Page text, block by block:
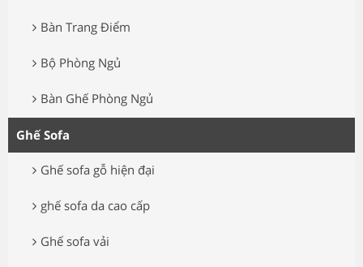
Bàn Trang Điểm
Bộ Phòng Ngủ
Bàn Ghế Phòng Ngủ
Ghế Sofa
Ghế sofa gỗ hiện đại
ghế sofa da cao cấp
Ghế sofa vải